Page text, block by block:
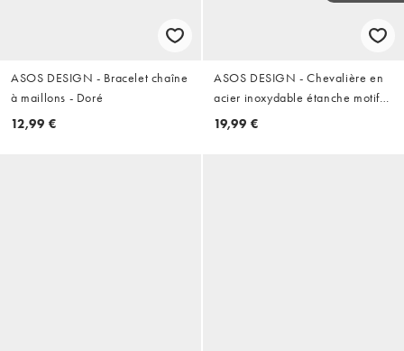
ASOS DESIGN - Bracelet chaîne
à maillons - Doré
12,99 €
ASOS DESIGN - Chevalière en
acier inoxydable étanche motif
coquillage - Doré
19,99 €